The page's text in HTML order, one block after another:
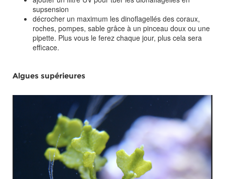
supsension
décrocher un maximum les dinoflagellés des coraux,
roches, pompes, sable grâce à un pinceau doux ou une
pipette. Plus vous le ferez chaque jour, plus cela sera
efficace.
Algues supérieures